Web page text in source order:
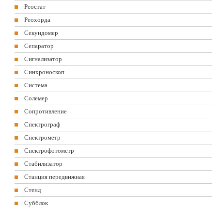
Реостат
Реохорда
Секундомер
Сепаратор
Сигнализатор
Синхроноскоп
Система
Солемер
Сопротивление
Спектрограф
Спектрометр
Спектрофотометр
Стабилизатор
Станция передвижная
Стенд
Субблок